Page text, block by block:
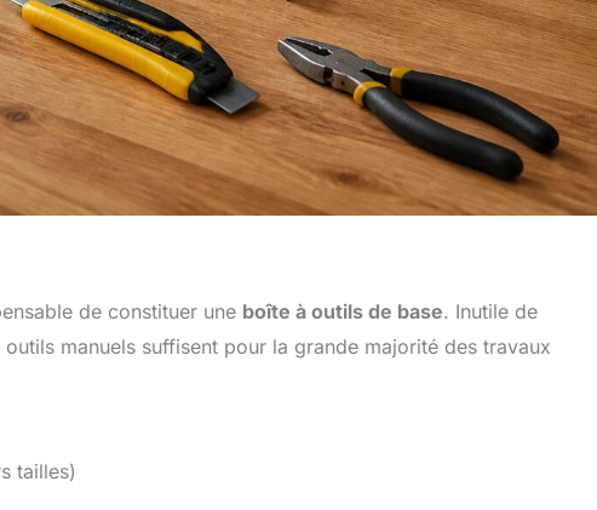
de constituer une boîte à outils de base. Inutile de
manuels suffisent pour la grande majorité des travaux
tailles)